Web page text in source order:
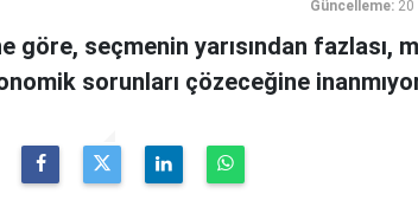
Güncelleme: 20
göre, seçmenin yarısından fazlası,
sorunları çözeceğine